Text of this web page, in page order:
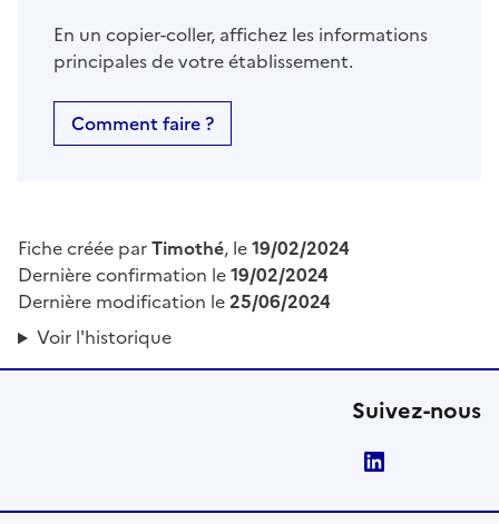
En un copier-coller, affichez les informations
principales de votre établissement.
Comment faire ?
Fiche créée parTimothé, le19/02/2024
Dernière confirmation le19/02/2024
Dernière modification le25/06/2024
Voir l'historique
Suivez-nous